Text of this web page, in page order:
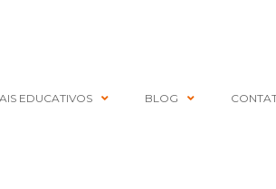
EDUCATIVOS BLOG